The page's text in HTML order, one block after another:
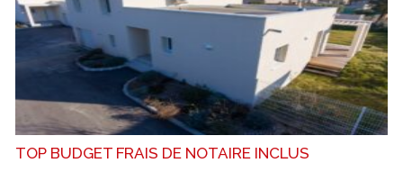
TOP BUDGET FRAIS DE NOTAIRE INCLUS